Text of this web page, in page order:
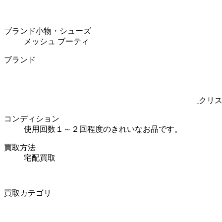
ブランド小物・シューズ
メッシュ ブーティ
ブランド
クリ
コンディション
使用回数１～２回程度のきれいなお品です。
買取方法
宅配買取
買取カテゴリ